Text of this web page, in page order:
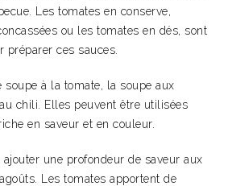
Les tomates en conserve,
ou les tomates en dés, sont
préparer ces sauces.
soupe à la tomate, la soupe aux
chili. Elles peuvent être utilisées
en saveur et en couleur.
une profondeur de saveur aux
Les tomates apportent de